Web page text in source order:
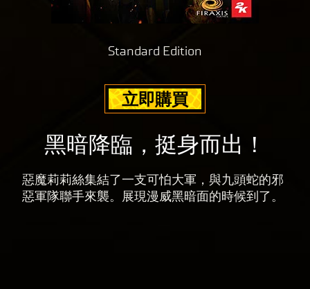
Standard Edition
立即購買
黑暗降臨，挺身而出！
惡魔莉莉絲集結了一支可怕大軍，與九頭蛇的邪
惡軍隊聯手來襲。展現漫威黑暗面的時候到了。